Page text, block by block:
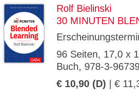
Rolf Bielinski
30 MINUTEN
96 Seiten, 17,0 x
Buch, 978-3-
€ 10,90 (D) | €